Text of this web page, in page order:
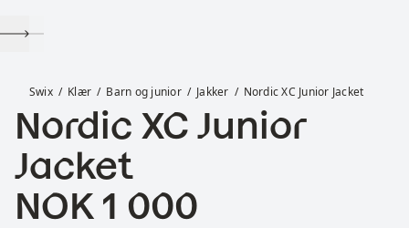
Swix Klær Barn og junior Jakker Nordic XC Junior Jacket
Nordic XC Junior
Jacket
Pris:
NOK 1 000